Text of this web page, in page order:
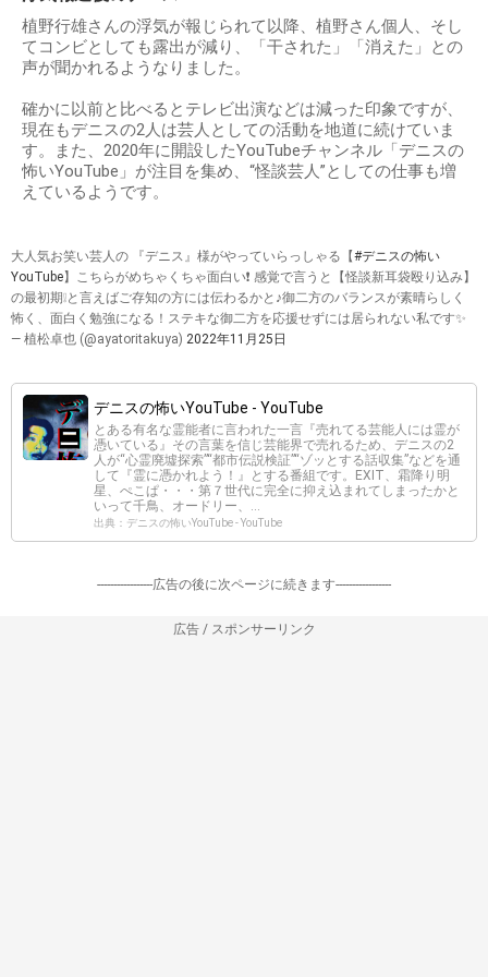
植野行雄さんの浮気が報じられて以降、植野さん個人、そし
てコンビとしても露出が減り、「干された」「消えた」との
声が聞かれるようなりました。
確かに以前と比べるとテレビ出演などは減った印象ですが、
現在もデニスの2人は芸人としての活動を地道に続けていま
す。また、2020年に開設したYouTubeチャンネル「デニスの
怖いYouTube」が注目を集め、“怪談芸人”としての仕事も増
えているようです。
大人気お笑い芸人の 『デニス』様がやっていらっしゃる【#デニスの怖い
YouTube】こちらがめちゃくちゃ面白い❗️ 感覚で言うと【怪談新耳袋殴り込み】
の最初期❕と言えばご存知の方には伝わるかと♪御二方のバランスが素晴らしく
怖く、面白く勉強になる！ステキな御二方を応援せずには居られない私です✨
— 植松卓也 (@ayatoritakuya) 2022年11月25日
デニスの怖いYouTube - YouTube
とある有名な霊能者に言われた一言『売れてる芸能人には霊が
憑いている』その言葉を信じ芸能界で売れるため、デニスの2
人が“心霊廃墟探索”“都市伝説検証”“ゾッとする話収集”などを通
して『霊に憑かれよう！』とする番組です。EXIT、霜降り明
星、ぺこぱ・・・第７世代に完全に抑え込まれてしまったかと
いって千鳥、オードリー、...
出典：デニスの怖いYouTube - YouTube
-----------------広告の後に次ページに続きます-----------------
広告 / スポンサーリンク